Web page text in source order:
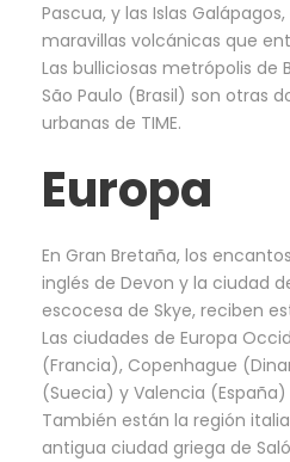
Pascua, y las Islas
maravillas volcánicas que
Las bulliciosas metrópolis
São Paulo (Brasil) son otras
urbanas de TIME.
Europa
En Gran Bretaña, los
inglés de Devon y la ciudad
escocesa de Skye, reciben
Las ciudades de Europa
(Francia), Copenhague
(Suecia) y Valencia
También están la región
antigua ciudad griega de